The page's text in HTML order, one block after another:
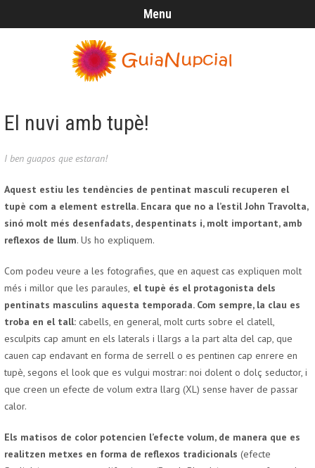
Menu
El nuvi amb tupè!
I ben guapos que estaran!
Aquest estiu les tendències de pentinat masculí recuperen el
tupè com a element estrella. Encara que no a l’estil John Travolta,
sinó molt més desenfadats, despentinats i, molt important, amb
reflexos de llum. Us ho expliquem.
Com podeu veure a les fotografies, que en aquest cas expliquen molt
més i millor que les paraules, el tupè és el protagonista dels
pentinats masculins aquesta temporada. Com sempre, la clau es
troba en el tall: cabells, en general, molt curts sobre el clatell,
esculpits cap amunt en els laterals i llargs a la part alta del cap, que
cauen cap endavant en forma de serrell o es pentinen cap enrere en
tupè, segons el look que es vulgui mostrar: noi dolent o dolç seductor, i
que creen un efecte de volum extra llarg (XL) sense haver de passar
calor.
Els matisos de color potencien l’efecte volum, de manera que es
realitzen metxes en forma de reflexos tradicionals (efecte